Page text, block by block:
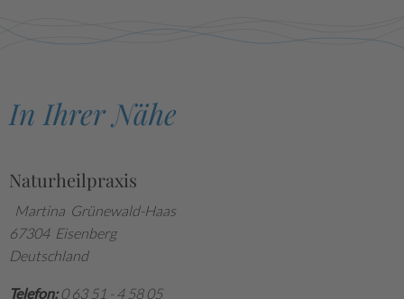
In Ihrer Nähe
Naturheilpraxis
Martina Grünewald-Haas
67304 Eisenberg
Deutschland
Telefon:0 63 51 - 4 58 05